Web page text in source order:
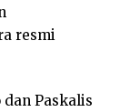
resmi
dan Paskalis